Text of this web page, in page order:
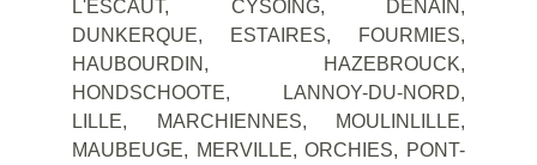
L'ESCAUT, CYSOING, DENAIN,
DUNKERQUE, ESTAIRES, FOURMIES,
HAUBOURDIN, HAZEBROUCK,
HONDSCHOOTE, LANNOY-DU-NORD,
LILLE, MARCHIENNES, MOULINLILLE,
MAUBEUGE, MERVILLE, ORCHIES, PONT-